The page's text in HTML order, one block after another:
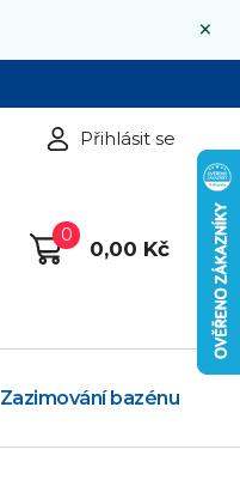
×
Přihlásit se
0
0,00 Kč
Zazimování bazénu